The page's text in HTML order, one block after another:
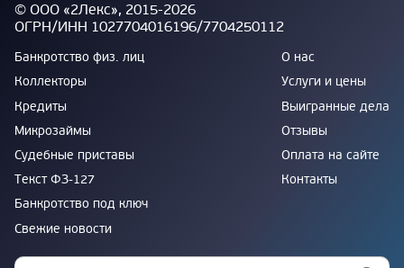
© ООО «2Лекс», 2015-2026
ОГРН/ИНН 1027704016196/7704250112
Банкротство физ. лиц
Коллекторы
Кредиты
Микрозаймы
Судебные приставы
Текст ФЗ-127
Банкротство под ключ
Свежие новости
О нас
Услуги и цены
Выигранные дела
Отзывы
Оплата на сайте
Контакты